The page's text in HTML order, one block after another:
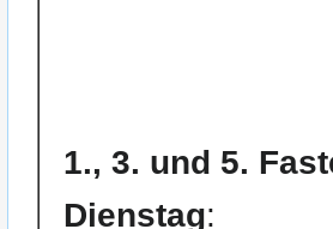
1., 3. und 5.
Dienstag: